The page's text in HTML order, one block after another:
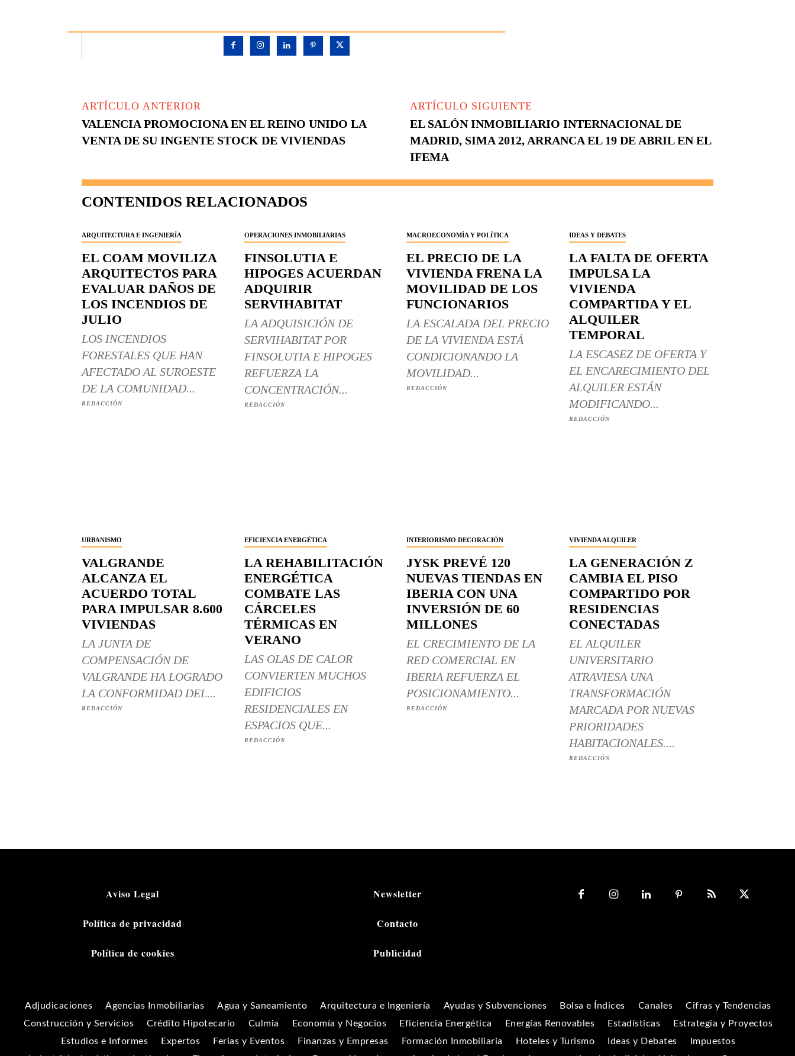
ARTÍCULO ANTERIOR
VALENCIA PROMOCIONA EN EL REINO UNIDO LA
VENTA DE SU INGENTE STOCK DE VIVIENDAS
ARTÍCULO SIGUIENTE
EL SALÓN INMOBILIARIO INTERNACIONAL DE
MADRID, SIMA 2012, ARRANCA EL 19 DE ABRIL EN EL
IFEMA
CONTENIDOS RELACIONADOS
ARQUITECTURA E INGENIERÍA
EL COAM MOVILIZA
ARQUITECTOS PARA
EVALUAR DAÑOS DE
LOS INCENDIOS DE
JULIO
LOS INCENDIOS
FORESTALES QUE HAN
AFECTADO AL SUROESTE
DE LA COMUNIDAD...
REDACCIÓN
OPERACIONES INMOBILIARIAS
FINSOLUTIA E
HIPOGES ACUERDAN
ADQUIRIR
SERVIHABITAT
LA ADQUISICIÓN DE
SERVIHABITAT POR
FINSOLUTIA E HIPOGES
REFUERZA LA
CONCENTRACIÓN...
REDACCIÓN
MACROECONOMÍA Y POLÍTICA
EL PRECIO DE LA
VIVIENDA FRENA LA
MOVILIDAD DE LOS
FUNCIONARIOS
LA ESCALADA DEL PRECIO
DE LA VIVIENDA ESTÁ
CONDICIONANDO LA
MOVILIDAD...
REDACCIÓN
IDEAS Y DEBATES
LA FALTA DE OFERTA
IMPULSA LA
VIVIENDA
COMPARTIDA Y EL
ALQUILER
TEMPORAL
LA ESCASEZ DE OFERTA Y
EL ENCARECIMIENTO DEL
ALQUILER ESTÁN
MODIFICANDO...
REDACCIÓN
URBANISMO
VALGRANDE
ALCANZA EL
ACUERDO TOTAL
PARA IMPULSAR 8.600
VIVIENDAS
LA JUNTA DE
COMPENSACIÓN DE
VALGRANDE HA LOGRADO
LA CONFORMIDAD DEL...
REDACCIÓN
EFICIENCIA ENERGÉTICA
LA REHABILITACIÓN
ENERGÉTICA
COMBATE LAS
CÁRCELES
TÉRMICAS EN
VERANO
LAS OLAS DE CALOR
CONVIERTEN MUCHOS
EDIFICIOS
RESIDENCIALES EN
ESPACIOS QUE...
REDACCIÓN
INTERIORISMO DECORACIÓN
JYSK PREVÉ 120
NUEVAS TIENDAS EN
IBERIA CON UNA
INVERSIÓN DE 60
MILLONES
EL CRECIMIENTO DE LA
RED COMERCIAL EN
IBERIA REFUERZA EL
POSICIONAMIENTO...
REDACCIÓN
VIVIENDA ALQUILER
LA GENERACIÓN Z
CAMBIA EL PISO
COMPARTIDO POR
RESIDENCIAS
CONECTADAS
EL ALQUILER
UNIVERSITARIO
ATRAVIESA UNA
TRANSFORMACIÓN
MARCADA POR NUEVAS
PRIORIDADES
HABITACIONALES....
REDACCIÓN
Aviso Legal
Política de privacidad
Política de cookies
Newsletter
Contacto
Publicidad
Adjudicaciones Agencias Inmobiliarias Agua y Saneamiento Arquitectura e Ingeniería Ayudas y Subvenciones Bolsa e Índices Canales
Cifras y Tendencias
Construcción y Servicios
Crédito Hipotecario Culmia Economía y Negocios Eficiencia Energética Energías Renovables Estadísticas
Estrategia y Proyectos
Estudios e Informes
Expertos Ferias y Eventos Finanzas y Empresas Formación Inmobiliaria Hoteles y Turismo Ideas y Debates
Impuestos